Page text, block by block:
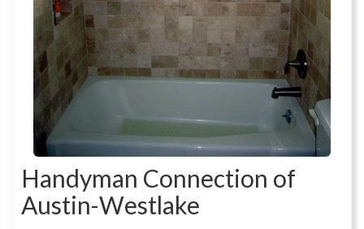
Handyman Connection of
Austin-Westlake